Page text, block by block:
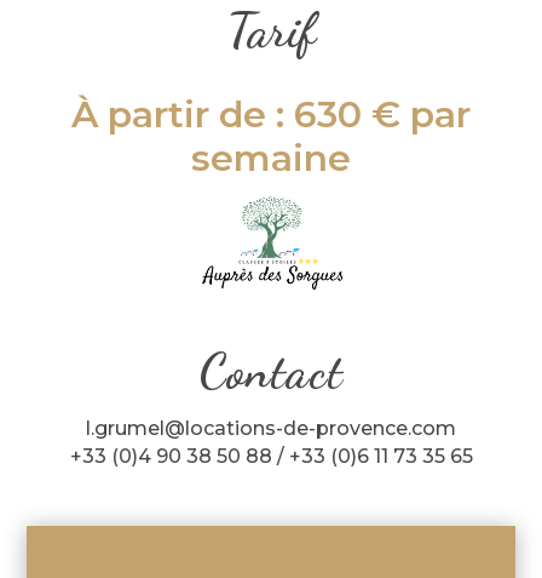
Tarif
À partir de : 630 € par
semaine
Contact
l.grumel@locations-de-provence.com
+33 (0)4 90 38 50 88 / +33 (0)6 11 73 35 65